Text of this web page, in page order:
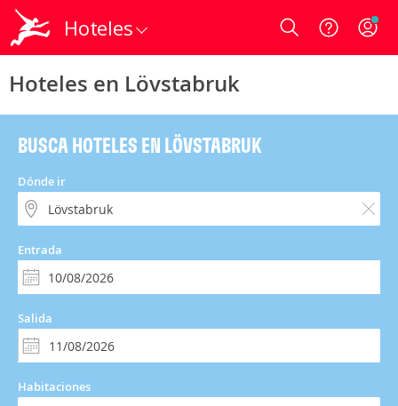
Hoteles Login
Hoteles en Lövstabruk
BUSCA HOTELES EN LÖVSTABRUK
Dónde ir
Entrada
Salida
Habitaciones